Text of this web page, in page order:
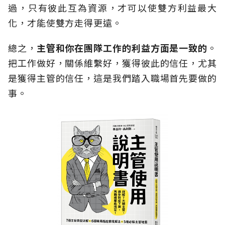
過，只有彼此互為資源，才可以使雙方利益最大
化，才能使雙方走得更遠。
總之， 主管和你在團隊工作的利益方面是一致的 。
把工作做好，關係維繫好，獲得彼此的信任，尤其
是獲得主管的信任，這是我們踏入職場首先要做的
事。